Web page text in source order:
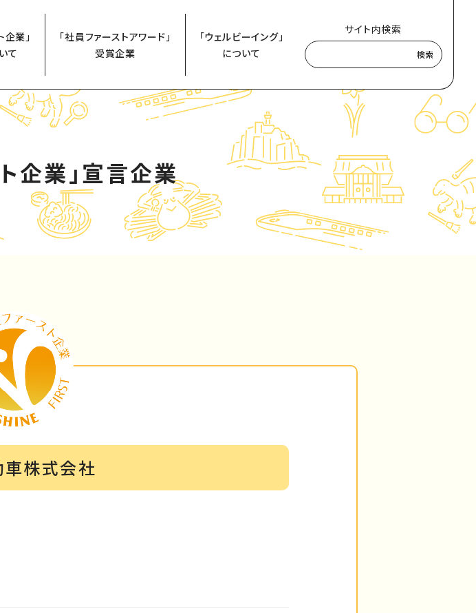
企業」
て
「社員ファーストアワード」
受賞企業
「ウェルビーイング」
について
サイト内検索
検索
企業」宣言企業
株式会社